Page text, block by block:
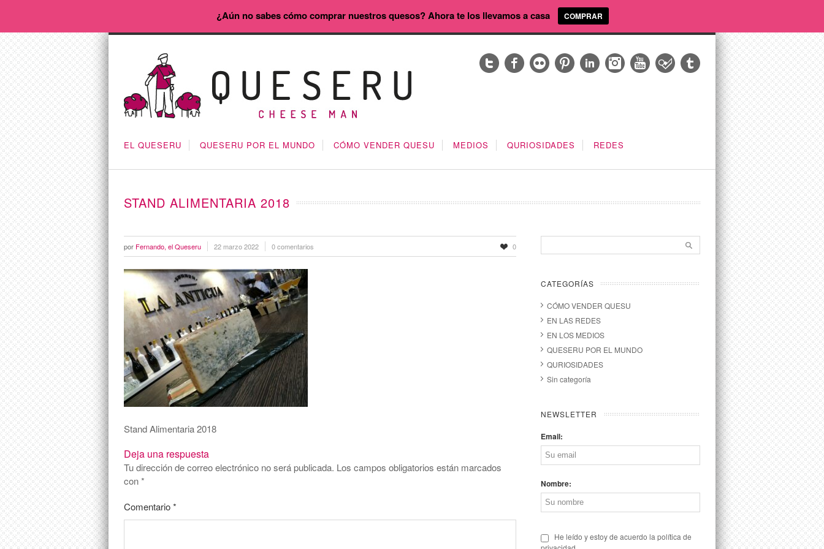
EL QUESERU QUESERU POR EL MUNDO CÓMO VENDER QUESU MEDIOS QURIOSIDADES REDES
STAND ALIMENTARIA 2018
por Fernando, el Queseru 22 marzo 2022 0 comentarios 0
Stand Alimentaria 2018
Deja una respuesta
Tu dirección de correo electrónico no será publicada. Los campos obligatorios están marcados
con*
Comentario*
CATEGORÍAS
CÓMO VENDER QUESU
EN LAS REDES
EN LOS MEDIOS
QUESERU POR EL MUNDO
QURIOSIDADES
Sin categoría
NEWSLETTER
Email:
Nombre:
He leído y estoy de acuerdo la política de
¿Aún no sabes cómo comprar nuestros quesos? Ahora te los llevamos a casa COMPRAR